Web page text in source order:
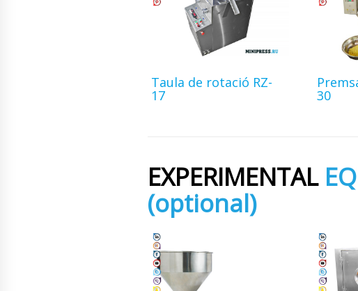
Taula de rotació RZ-
17 30
EXPERIMENTAL
(optional)